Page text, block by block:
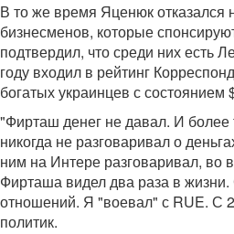
В то же время Яценюк отказался
бизнесменов, которые
подтвердил, что среди них есть
году входил в рейтинг
богатых украинцев с состоянием
"Фирташ денег не давал. И более
никогда не разговаривал о
ним на Интере разговаривал, во
Фирташа видел два раза в
отношений. Я "воевал" с RUE. С
политик.